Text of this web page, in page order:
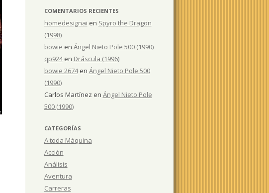
COMENTARIOS RECIENTES
homedesignai en Spyro the Dragon
(1998)
bowie en Ángel Nieto Pole 500 (1990)
qp924en Dráscula (1996)
bowie 2674en Ángel Nieto Pole 500
(1990)
Carlos Martínez en Ángel Nieto Pole
500 (1990)
CATEGORÍAS
A toda Máquina
Acción
Análisis
Aventura
Carreras